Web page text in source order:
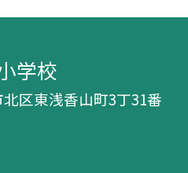
学校
区東浅香山町3丁31番